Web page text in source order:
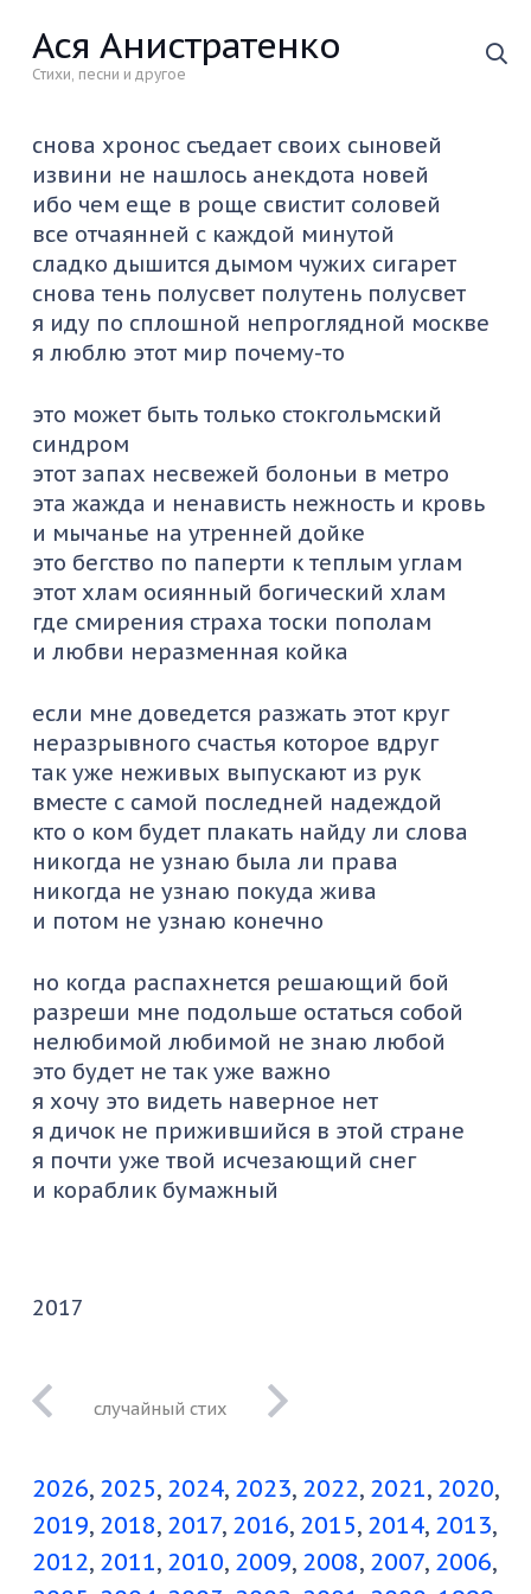
Ася Анистратенко
Стихи, песни и другое
снова хронос съедает своих сыновей
извини не нашлось анекдота новей
ибо чем еще в роще свистит соловей
все отчаянней с каждой минутой
сладко дышится дымом чужих сигарет
снова тень полусвет полутень полусвет
я иду по сплошной непроглядной москве
я люблю этот мир почему-то
это может быть только стокгольмский
синдром
этот запах несвежей болоньи в метро
эта жажда и ненависть нежность и кровь
и мычанье на утренней дойке
это бегство по паперти к теплым углам
этот хлам осиянный богический хлам
где смирения страха тоски пополам
и любви неразменная койка
если мне доведется разжать этот круг
неразрывного счастья которое вдруг
так уже неживых выпускают из рук
вместе с самой последней надеждой
кто о ком будет плакать найду ли слова
никогда не узнаю была ли права
никогда не узнаю покуда жива
и потом не узнаю конечно
но когда распахнется решающий бой
разреши мне подольше остаться собой
нелюбимой любимой не знаю любой
это будет не так уже важно
я хочу это видеть наверное нет
я дичок не прижившийся в этой стране
я почти уже твой исчезающий снег
и кораблик бумажный
2017
питерских
красот
2026 2025 2024 2023 2022 2021 2020
2019 2018 2017 2016 2015 2014 2013
2012 2011 2010 2009 2008 2007 2006